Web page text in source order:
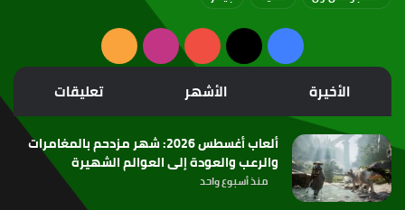
فيسبوك
‫X
‫YouTubeانستقرامملخص
الموقع
RSS
الأخيرة الأشهر تعليقات
ألعاب أغسطس 2026: شهر مزدحم بالمغامرات
والرعب والعودة إلى العوالم الشهيرة
منذ أسبوع واحد